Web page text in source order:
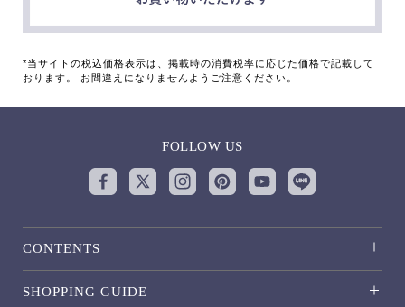
*当サイトの税込価格表示は、掲載時の消費税率に応じた価格で記載して
おります。 お間違えになりませんようご注意ください。
FOLLOW US
CONTENTS
SHOPPING GUIDE